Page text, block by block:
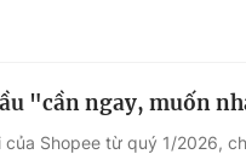
"cần ngay, muốn
Shopee từ quý 1/2026,